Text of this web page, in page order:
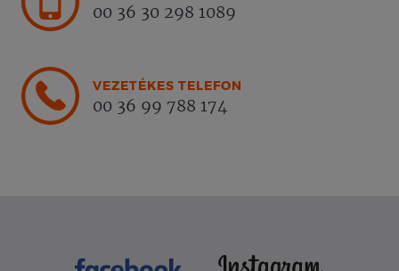
00 36 30 298 1089
VEZETÉKES TELEFON
00 36 99 788 174